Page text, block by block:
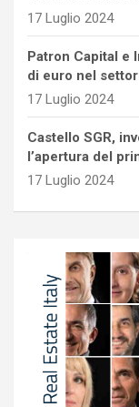
17 Luglio 2024
Patron Capital e
di euro nel
17 Luglio 2024
Castello SGR,
l’apertura del
17 Luglio 2024